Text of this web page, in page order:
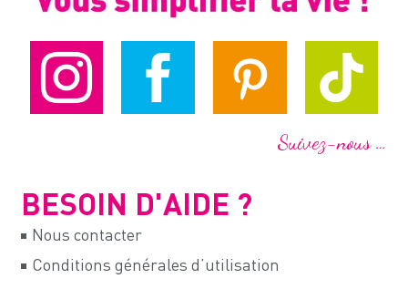
Suivez-nous …
BESOIN D'AIDE ?
Nous contacter
Conditions générales d’utilisation